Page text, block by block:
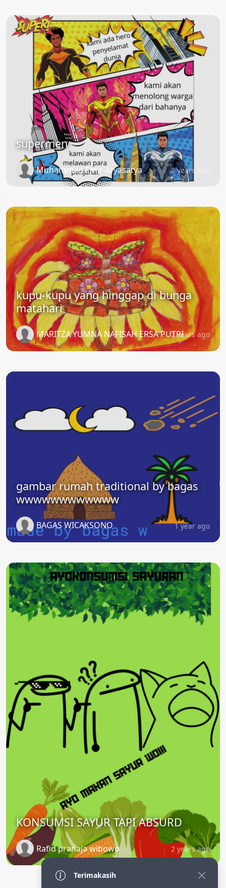
supermen
Muhammad Emir Aryasatya 2 years ago
kupu-kupu yang hinggap di bunga
matahari
MARITZA YUMNA NAFISAH ERSA PUTRI2 years ago
gambar rumah traditional by bagas
wwwwwwwwwwww
BAGAS WICAKSONO 1 year ago
KONSUMSI SAYUR TAPI ABSURD
Rafid pranaja wibowo 2 years ago
Terimakasih